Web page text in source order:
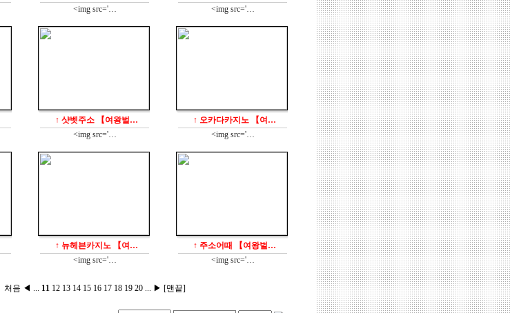
<img src='…
<img src='…
↑ 샷벳주소 【여왕벌…
<img src='…
↑ 오카다카지노 【여…
<img src='…
↑ 뉴헤븐카지노 【여…
<img src='…
↑ 주소어때 【여왕벌…
<img src='…
처음 ◀ ... 11 12 13 14 15 16 17 18 19 20 ... ▶ [맨끝]